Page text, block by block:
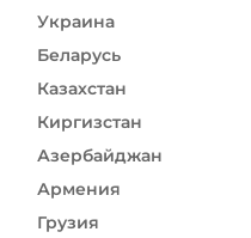
Украина
Беларусь
Казахстан
Киргизстан
Азербайджан
Армения
Грузия